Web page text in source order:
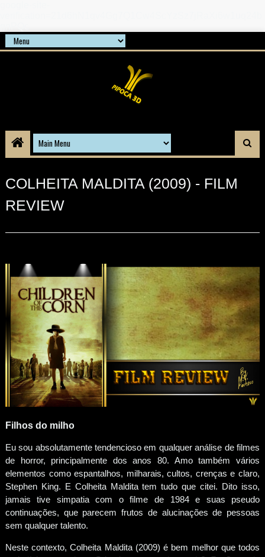
COLHEITA MALDITA (2009) - FILM
REVIEW
Filhos do milho
Eu sou absolutamente tendencioso em qualquer análise de filmes
de horror, principalmente dos anos 80. Amo também vários
elementos como espantalhos, milharais, cultos, crenças e claro,
Stephen King. E Colheita Maldita tem tudo que citei. Dito isso,
jamais tive simpatia com o filme de 1984 e suas pseudo
continuações, que parecem frutos de alucinações de pessoas
sem qualquer talento.
Neste contexto, Colheita Maldita (2009) é bem melhor que todos